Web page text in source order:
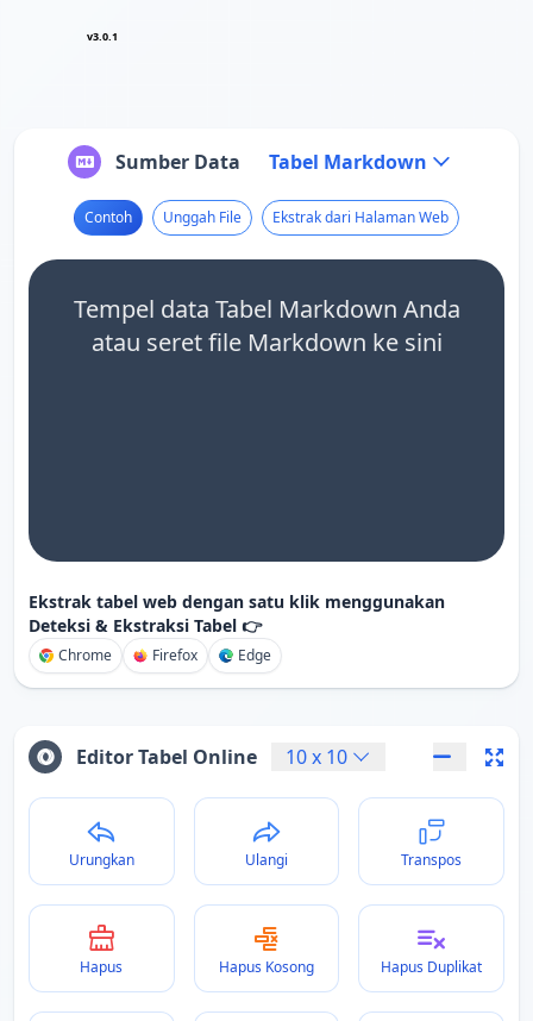
v3.0.1
Sumber Data Tabel Markdown
Contoh Unggah File Ekstrak dari Halaman Web
Tempel data Tabel Markdown Anda
atau seret file Markdown ke sini
Ekstrak tabel web dengan satu klik menggunakan
Deteksi & Ekstraksi Tabel 👉
Chrome Firefox Edge
Editor Tabel Online 10x 10
Urungkan Ulangi Transpos
Hapus Hapus Kosong Hapus Duplikat